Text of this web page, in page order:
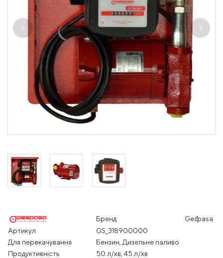
Бренд
Gespasa
Артикул
GS_318900000
Для перекачування
Бензин, Дизельне паливо
Продуктивність
50 л/хв, 45 л/хв